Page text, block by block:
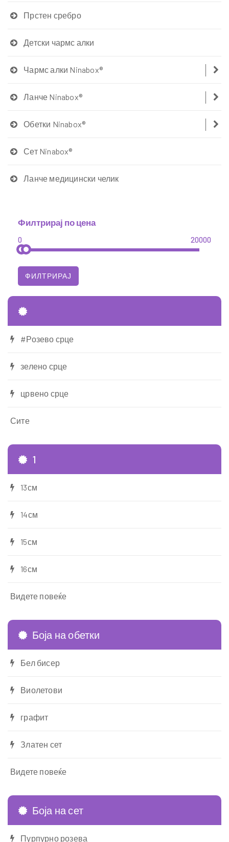
Прстен сребро
Детски чармс алки
Чармс алки Ninabox®
Ланче Ninabox®
Обетки Ninabox®
Сет Ninabox®
Ланче медицински челик
Филтрирај по цена
0 20000
#Розево срце
зелено срце
црвено срце
Сите
1
13см
14см
15см
16см
Видете повеќе
Боја на обетки
Бел бисер
Виолетови
графит
Златен сет
Видете повеќе
Боја на сет
Пурпурно розева